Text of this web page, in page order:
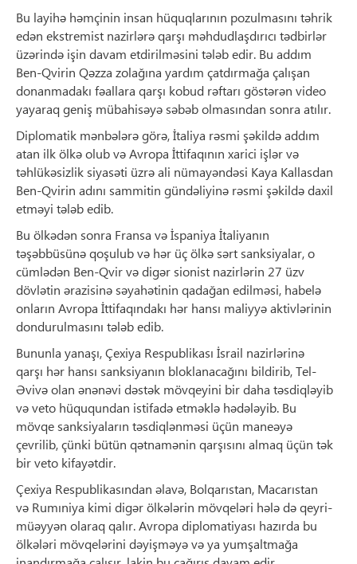
Bu layihə həmçinin insan hüquqlarının pozulmasını təhrik
edən ekstremist nazirlərə qarşı məhdudlaşdırıcı tədbirlər
üzərində işin davam etdirilməsini tələb edir. Bu addım
Ben-Qvirin Qəzza zolağına yardım çatdırmağa çalışan
donanmadakı fəallara qarşı kobud rəftarı göstərən video
yayaraq geniş mübahisəyə səbəb olmasından sonra atılır.
Diplomatik mənbələrə görə, İtaliya rəsmi şəkildə addım
atan ilk ölkə olub və Avropa İttifaqının xarici işlər və
təhlükəsizlik siyasəti üzrə ali nümayəndəsi Kaya Kallasdan
Ben-Qvirin adını sammitin gündəliyinə rəsmi şəkildə daxil
etməyi tələb edib.
Bu ölkədən sonra Fransa və İspaniya İtaliyanın
təşəbbüsünə qoşulub və hər üç ölkə sərt sanksiyalar, o
cümlədən Ben-Qvir və digər sionist nazirlərin 27 üzv
dövlətin ərazisinə səyahətinin qadağan edilməsi, habelə
onların Avropa İttifaqındakı hər hansı maliyyə aktivlərinin
dondurulmasını tələb edib.
Bununla yanaşı, Çexiya Respublikası İsrail nazirlərinə
qarşı hər hansı sanksiyanın bloklanacağını bildirib, Tel-
Əvivə olan ənənəvi dəstək mövqeyini bir daha təsdiqləyib
və veto hüququndan istifadə etməklə hədələyib. Bu
mövqe sanksiyaların təsdiqlənməsi üçün maneəyə
çevrilib, çünki bütün qətnamənin qarşısını almaq üçün tək
bir veto kifayətdir.
Çexiya Respublikasından əlavə, Bolqarıstan, Macarıstan
və Rumıniya kimi digər ölkələrin mövqeləri hələ də qeyri-
müəyyən olaraq qalır. Avropa diplomatiyası hazırda bu
ölkələri mövqelərini dəyişməyə və ya yumşaltmağa